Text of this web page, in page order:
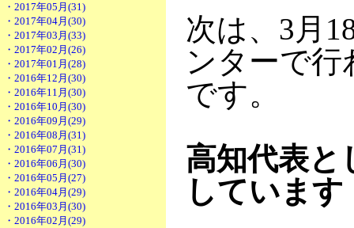
・2017年05月(31)
・2017年04月(30)
・2017年03月(33)
・2017年02月(26)
・2017年01月(28)
・2016年12月(30)
・2016年11月(30)
・2016年10月(30)
・2016年09月(29)
・2016年08月(31)
・2016年07月(31)
・2016年06月(30)
・2016年05月(27)
・2016年04月(29)
・2016年03月(30)
・2016年02月(29)
次は、3月
ンターで行
です。
高知代表と
しています